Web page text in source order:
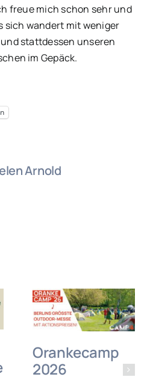
freue mich schon sehr und
sich wandert mit weniger
stattdessen unseren
im Gepäck.
Arnold
Orankecamp
2026